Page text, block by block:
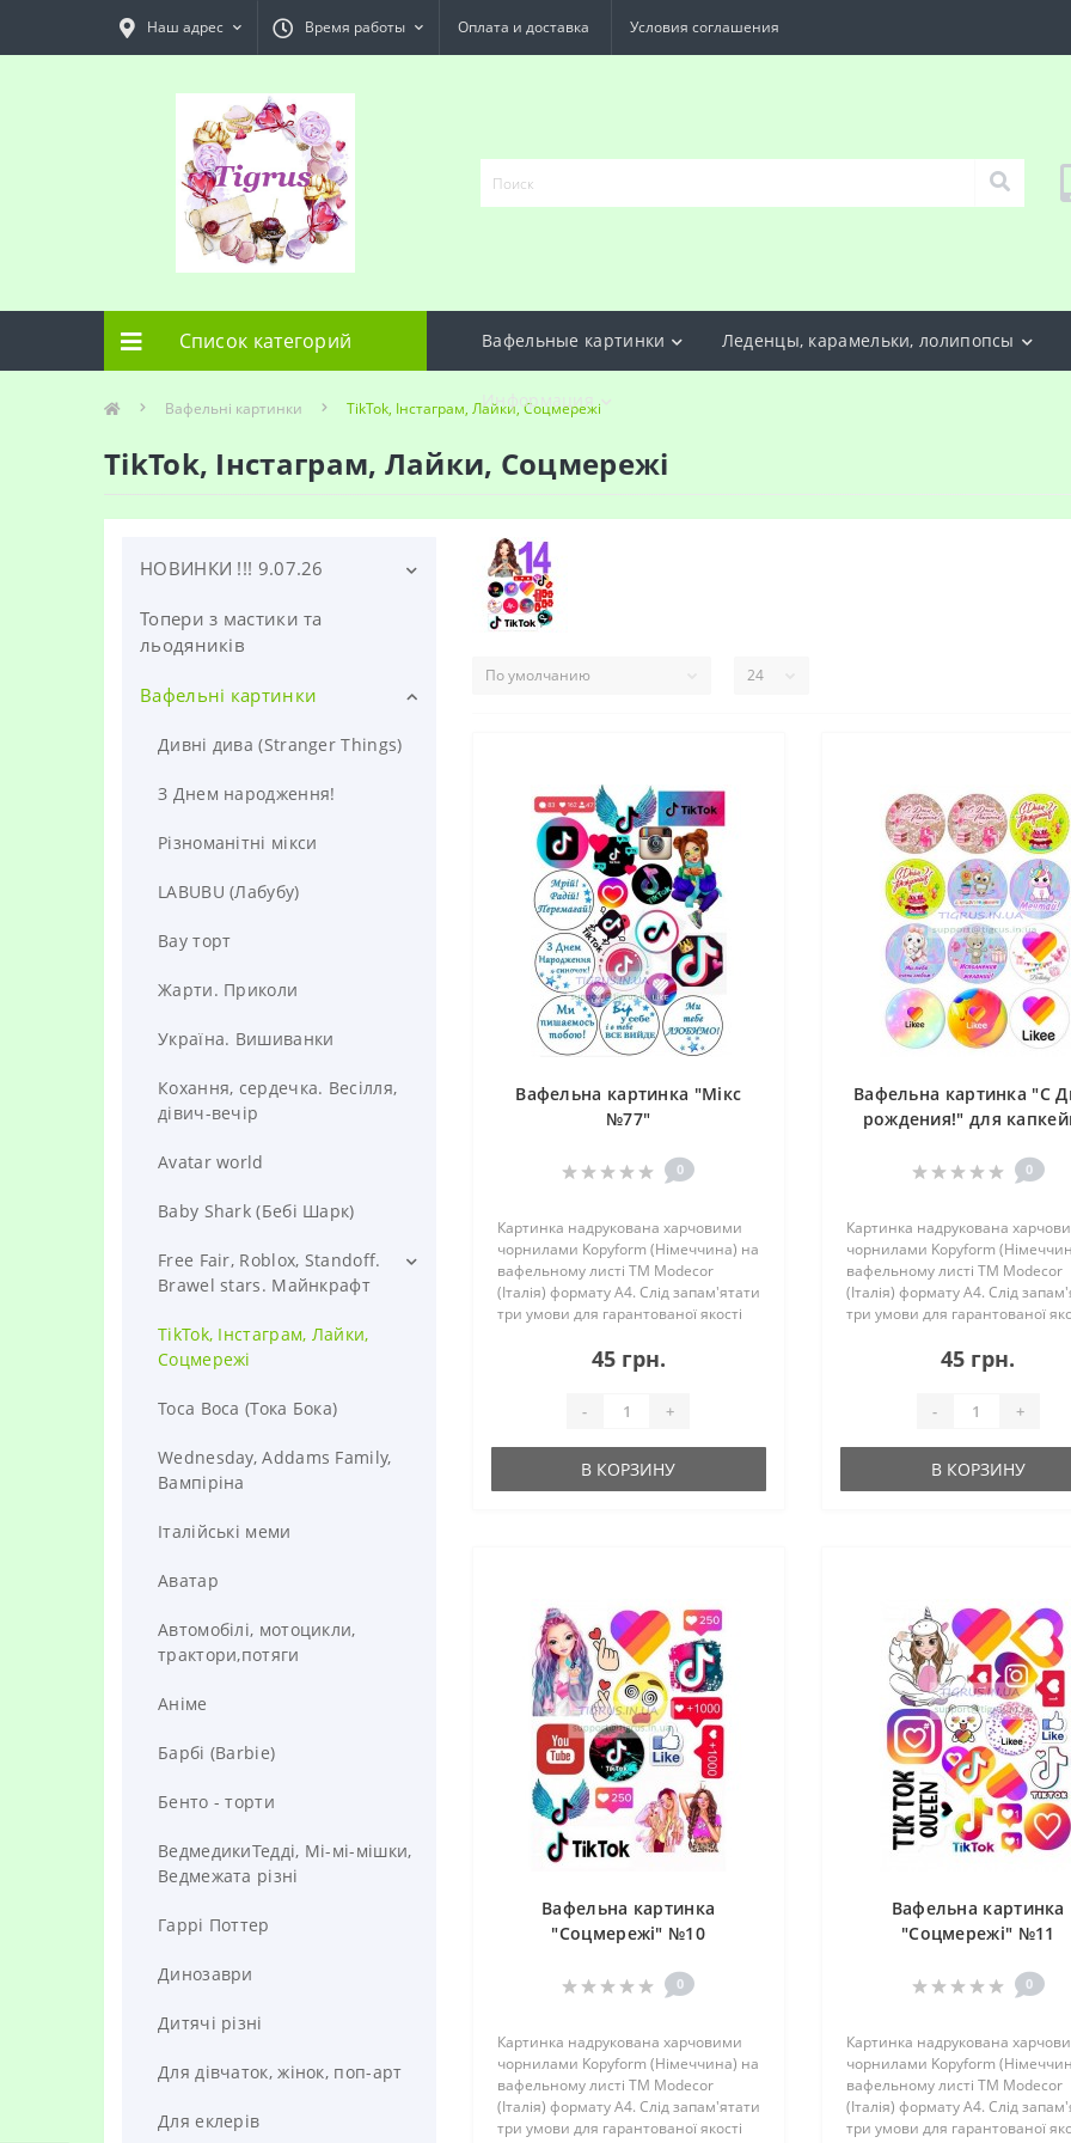
Наш адрес Время работы Оплата и доставка Условия соглашения
Список категорий Вафельные картинки Леденцы, карамельки, лолипопсы
Информация
Вафельні картинки TikTok, Інстаграм, Лайки, Соцмережі
TikTok, Інстаграм, Лайки, Соцмережі
НОВИНКИ !!! 9.07.26
НОВИНКИ! 9.07.26! Вафельні
картинки!
НОВИНКИ!!! 1.07.26 Зефір,
квіти. Подарункові набори
НОВИНКИ!!! 2.07.26!
Топери, льодяники, безе
Топери з мастики та
льодяників
Вафельні картинки
Дивні дива (Stranger Things)
З Днем народження!
Різноманітні мікси
LABUBU (Лабубу)
Вау торт
Жарти. Приколи
Україна. Вишиванки
Кохання, сердечка. Весілля,
дівич-вечір
Avatar world
Baby Shark (Бебі Шарк)
Free Fair, Roblox, Standoff.
Brawel stars. Майнкрафт
Brawl Stars
ROBLOX (роблокс)
TikTok, Інстаграм, Лайки,
Соцмережі
Toca Boca (Тока Бока)
Wednesday, Addams Family,
Вампіріна
Італійські меми
Аватар
Автомобілі, мотоцикли,
трактори,потяги
Аніме
Барбі (Barbie)
Бенто - торти
ВедмедикиТедді, Мі-мі-мішки,
Ведмежата різні
Гаррі Поттер
Динозаври
Дитячі різні
Для дівчаток, жінок, поп-арт
Для еклерів
Вафельна картинка "Мікс
№77"
0
Картинка надрукована харчовими
чорнилами Kopyform (Німеччина) на
вафельному листі TM Modecor
(Італія) формату А4. Слід запам'ятати
три умови для гарантованої якості
картинкою: 1.Ідеально РІВНА
поверхня торта! 2.Ідеа..
45 грн.
- +
В КОРЗИНУ
Вафельна картинка "С
рождения!" для
0
Картинка надрукована
чорнилами Kopyform
вафельному листі TM Modecor
(Італія) формату А4. Слід
три умови для гарантованої
картинкою: 1.Ідеально РІВНА
поверхня торта! 2.Ідеа..
45 грн.
- +
В КОРЗИНУ
Вафельна картинка
"Соцмережі" №10
0
Картинка надрукована харчовими
чорнилами Kopyform (Німеччина) на
вафельному листі TM Modecor
(Італія) формату А4. Слід запам'ятати
три умови для гарантованої якості
Вафельна картинка
"Соцмережі" №11
0
Картинка надрукована
чорнилами Kopyform
вафельному листі TM Modecor
(Італія) формату А4. Слід
три умови для гарантованої